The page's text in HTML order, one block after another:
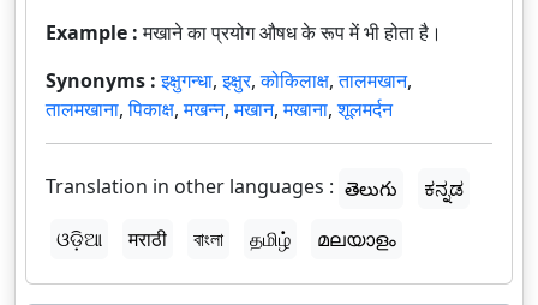
Example :मखाने का प्रयोग औषध के रूप में भी होता है।
Synonyms :इक्षुगन्धा,इक्षुर,कोकिलाक्ष,तालमखान,
तालमखाना,पिकाक्ष,मखन्न,मखान,मखाना,शूलमर्दन
Translation in other languages : తెలుగు
ಕನ್ನಡ
ଓଡ଼ିଆ
मराठी বাংলা தமிழ் മലയാളം